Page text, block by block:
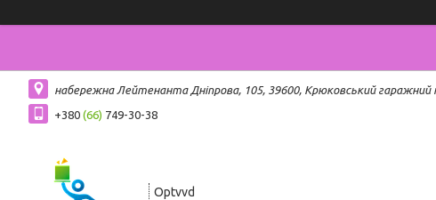
набережна Лейтенанта Дніпрова, 105, 39600, Крюковський гаражний
+380 (66) 749-30-38
Optvvd